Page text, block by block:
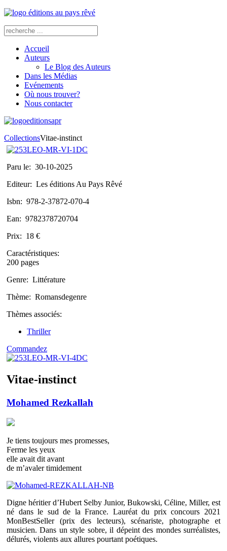
Accueil
Auteurs
Le Blog des Auteurs
Dans les Médias
Evénements
Où nous trouver?
Nous contacter
CollectionsVitae-instinct
Paru le: 30-10-2025
Editeur: Les éditions Au Pays Rêvé
Isbn: 978-2-37872-070-4
Ean: 9782378720704
Prix: 18 €
Caractéristiques:
200 pages
Genre: Littérature
Thème: Romansdegenre
Thèmes associés:
Thriller
Commandez
Vitae-instinct
Mohamed Rezkallah
Je tiens toujours mes promesses,
Ferme les yeux
elle avait dit avant
de m’avaler timidement
Digne héritier d’Hubert Selby Junior, Bukowski, Céline, Miller, est
né dans le sud de la France. Lauréat du prix concours 2021
MonBestSeller (prix des lecteurs), scénariste, photographe et
musicien. Dans un style sobre, il dépeint des mondes surréalistes,
délurés, violents aux allures pourtant poétiques.